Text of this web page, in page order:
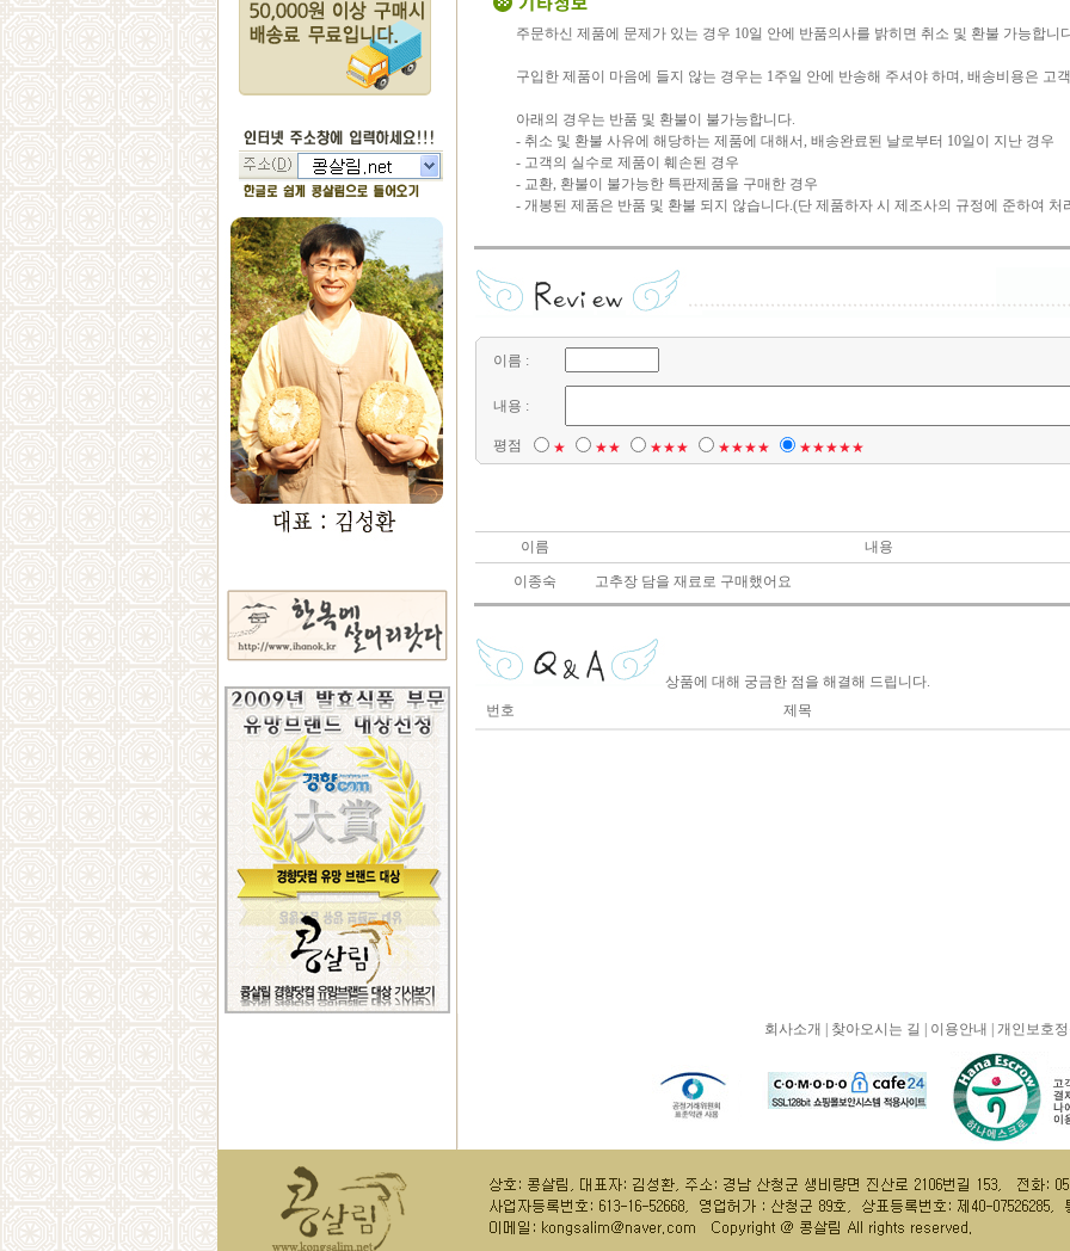
주문하신 제품에 문제가 있는 경우 10일 안에 반품의사를 밝히면 취소 및 환불 가능합니
구입한 제품이 마음에 들지 않는 경우는 1주일 안에 반송해 주셔야 하며, 배송비용은 고
아래의 경우는 반품 및 환불이 불가능합니다.
- 취소 및 환불 사유에 해당하는 제품에 대해서, 배송완료된 날로부터 10일이 지난 경우
- 고객의 실수로 제품이 훼손된 경우
- 교환, 환불이 불가능한 특판제품을 구매한 경우
- 개봉된 제품은 반품 및 환불 되지 않습니다.(단 제품하자 시 제조사의 규정에 준하여 처
이름 :
내용 :
평점 ★ ★★ ★★★ ★★★★ ★★★★★
이름 내용
이종숙 고추장 담을 재료로 구매했어요
상품에 대해 궁금한 점을 해결해 드립니다.
번호
제목
회사소개 찾아오시는 길 이용안내 개인보호